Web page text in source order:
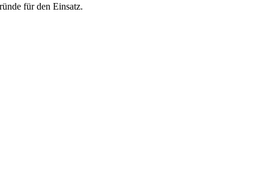
für den Einsatz.